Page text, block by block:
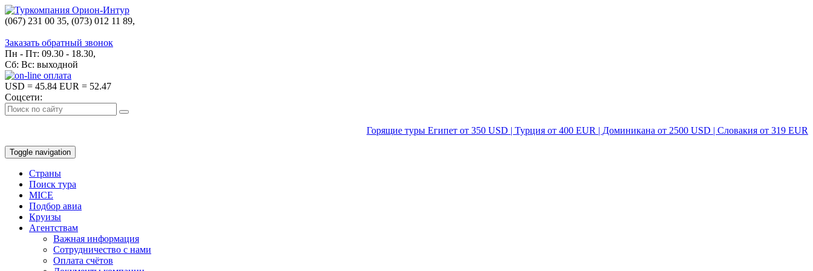
(067) 231 00 35, (073) 012 11 89,
Заказать обратный звонок
Пн - Пт: 09.30 - 18.30,
Сб: Вс: выходной
USD = 45.84 EUR = 52.47
Соцсети:
Горящие туры Египет от 350 USD | Турция от 400 EUR | Доминикана от 2500 USD | Словакия от 319 EUR
Toggle navigation
Страны
Поиск тура
MICE
Подбор авиа
Круизы
Агентствам
Важная информация
Сотрудничество с нами
Оплата счётов